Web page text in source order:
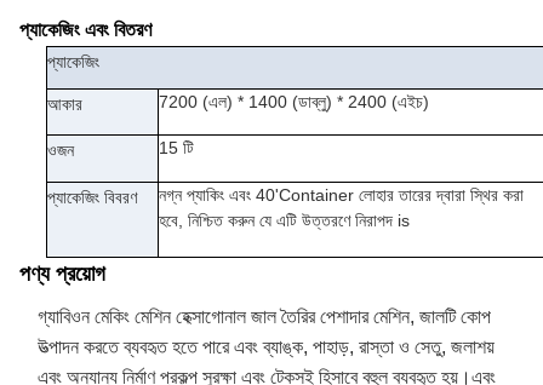
প্যাকেজিং এবং বিতরণ
প্যাকেজিং
আকার 7200 (এল) * 1400 (ডাব্লু) * 2400 (এইচ)
ওজন 15 টি
প্যাকেজিং বিবরণ
নগ্ন প্যাকিং এবং 40'Container লোহার তারের দ্বারা স্থির করা
হবে, নিশ্চিত করুন যে এটি উত্তরণে নিরাপদ is
পণ্য প্রয়োগ
গ্যাবিওন মেকিং মেশিন হেক্সাগোনাল জাল তৈরির পেশাদার মেশিন, জালটি কোপ
উত্পাদন করতে ব্যবহৃত হতে পারে এবং ব্যাঙ্ক, পাহাড়, রাস্তা ও সেতু, জলাশয়
এবং অন্যান্য নির্মাণ প্রকল্প সুরক্ষা এবং টেকসই হিসাবে বহুল ব্যবহৃত হয়।এবং